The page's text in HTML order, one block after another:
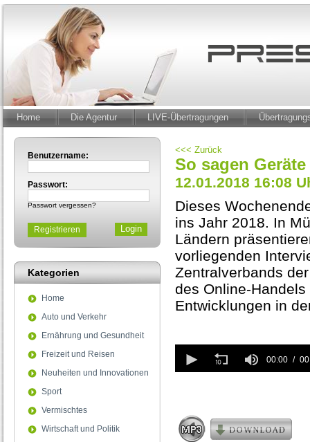
Home Die Agentur LIVE-Übertragungen
Benutzername:
Passwort:
Passwort vergessen?
Registrieren
Kategorien
Home
Auto und Verkehr
Ernährung und Gesundheit
Freizeit und Reisen
Neuheiten und Innovationen
Sport
Vermischtes
Wirtschaft und Politik
<<< Zurück
So sagen
12.01.2018 16:08
Dieses
ins Jahr 2018. In
Ländern
vorliegenden
Zentralverbands
des Online-
Entwicklungen in
seconds
of
00:00